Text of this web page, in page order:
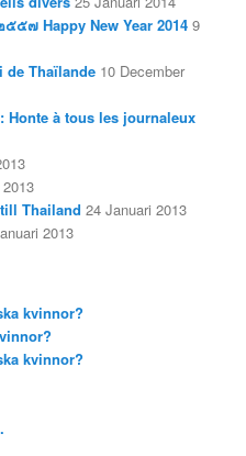
๕๗ Happy New Year 2014 9
de Thaïlande 10 December
Honte à tous les journaleux
Thailand 24 Januari 2013
2013
kvinnor?
kvinnor?